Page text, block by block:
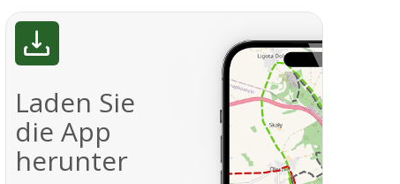
Laden Sie
die App
herunter